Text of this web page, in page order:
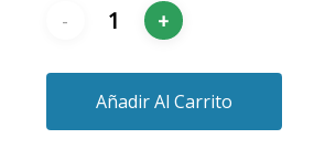
Añadir Al Carrito